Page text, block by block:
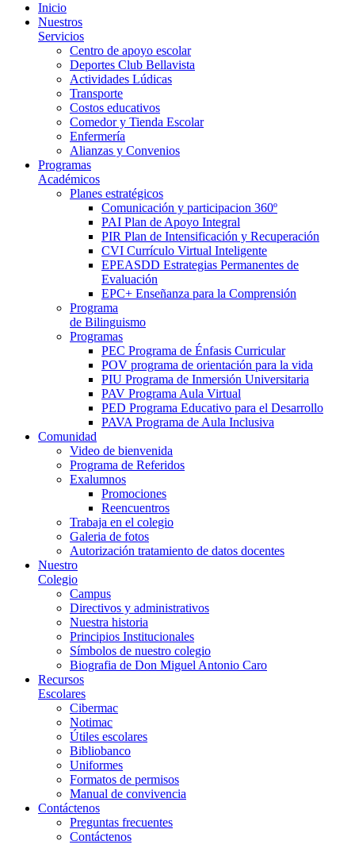
Inicio
Nuestros
Servicios
Centro de apoyo escolar
Deportes Club Bellavista
Actividades Lúdicas
Transporte
Costos educativos
Comedor y Tienda Escolar
Enfermería
Alianzas y Convenios
Programas
Académicos
Planes estratégicos
Comunicación y participacion 360º
PAI Plan de Apoyo Integral
PIR Plan de Intensificación y Recuperación
CVI Currículo Virtual Inteligente
EPEASDD Estrategias Permanentes de
Evaluación
EPC+ Enseñanza para la Comprensión
Programa
de Bilinguismo
Programas
PEC Programa de Énfasis Curricular
POV programa de orientación para la vida
PIU Programa de Inmersión Universitaria
PAV Programa Aula Virtual
PED Programa Educativo para el Desarrollo
PAVA Programa de Aula Inclusiva
Comunidad
Video de bienvenida
Programa de Referidos
Exalumnos
Promociones
Reencuentros
Trabaja en el colegio
Galeria de fotos
Autorización tratamiento de datos docentes
Nuestro
Colegio
Campus
Directivos y administrativos
Nuestra historia
Principios Institucionales
Símbolos de nuestro colegio
Biografia de Don Miguel Antonio Caro
Recursos
Escolares
Cibermac
Notimac
Útiles escolares
Bibliobanco
Uniformes
Formatos de permisos
Manual de convivencia
Contáctenos
Preguntas frecuentes
Contáctenos